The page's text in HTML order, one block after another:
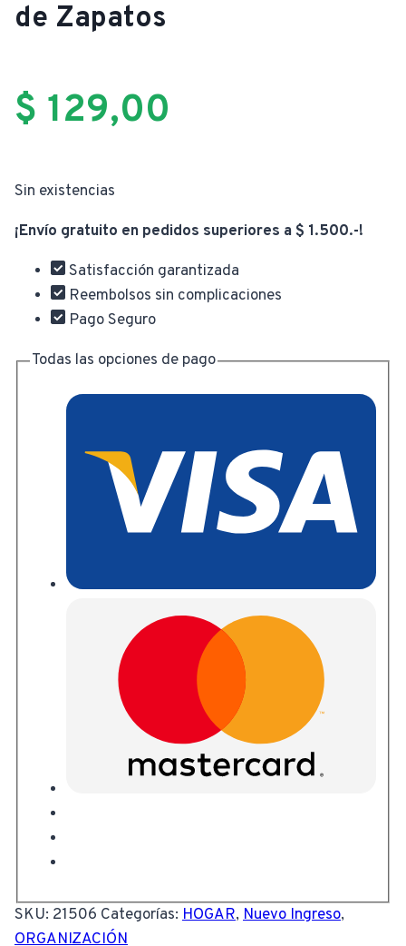
de Zapatos
$ 129,00
Sin existencias
¡Envío gratuito en pedidos superiores a $ 1.500.-!
Satisfacción garantizada
Reembolsos sin complicaciones
Pago Seguro
Todas las opciones de pago
SKU: 21506 Categorías: HOGAR, Nuevo Ingreso,
ORGANIZACIÓN